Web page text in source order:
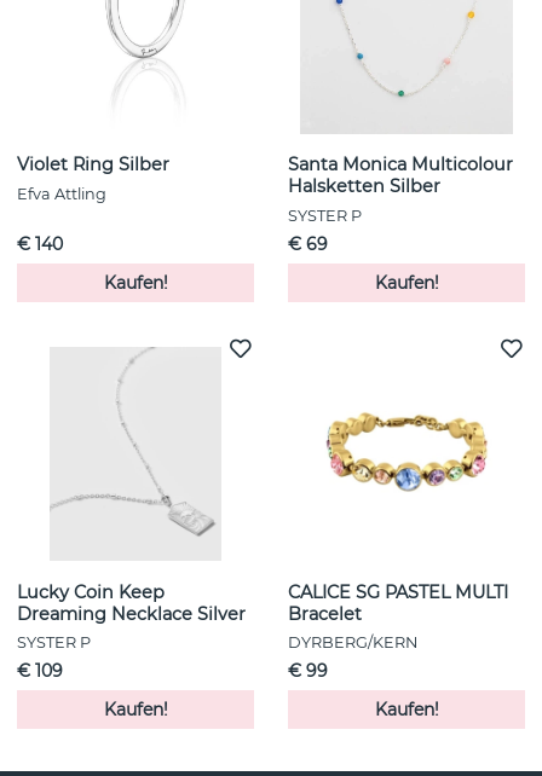
Violet Ring Silber
Efva Attling
€ 140
Kaufen!
Santa Monica Multicolour
Halsketten Silber
SYSTER P
€ 69
Kaufen!
Lucky Coin Keep
Dreaming Necklace Silver
SYSTER P
€ 109
Kaufen!
CALICE SG PASTEL MULTI
Bracelet
DYRBERG/KERN
€ 99
Kaufen!